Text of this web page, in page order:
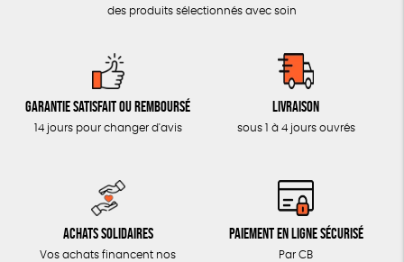
des produits sélectionnés avec soin
Garantie satisfait ou remboursé
14 jours pour changer d'avis
Livraison
sous 1 à 4 jours ouvrés
Achats solidaires
Vos achats financent nos
Paiement en ligne sécurisé
Par CB